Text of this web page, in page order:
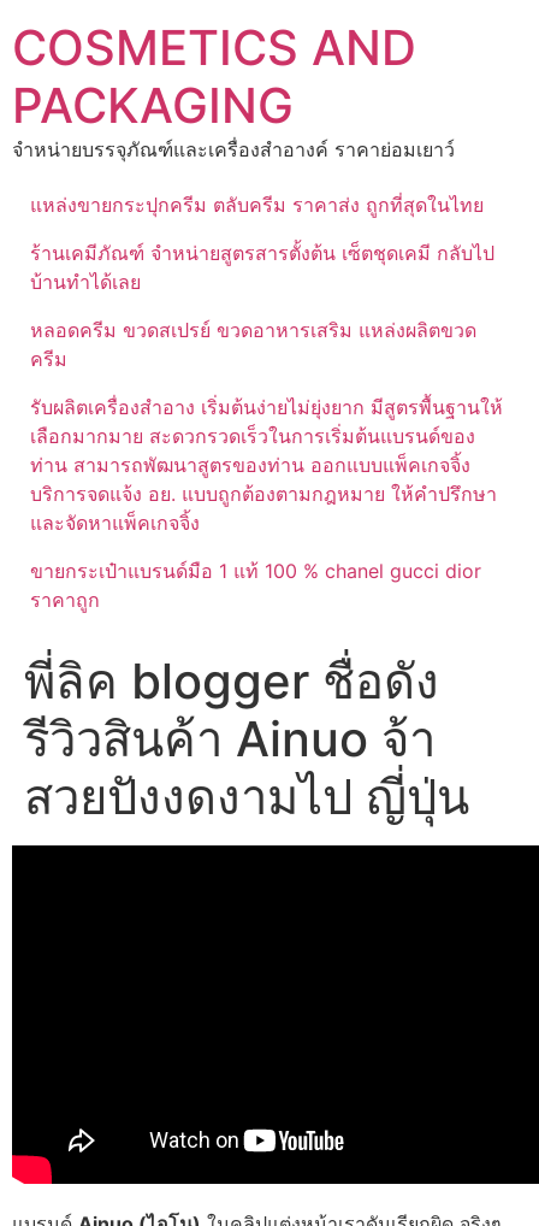
to
content
COSMETICS AND
PACKAGING
จำหน่ายบรรจุภัณฑ์และเครื่องสำอางค์ ราคาย่อมเยาว์
แหล่งขายกระปุกครีม ตลับครีม ราคาส่ง ถูกที่สุดในไทย
ร้านเคมีภัณฑ์ จำหน่ายสูตรสารตั้งต้น เซ็ตชุดเคมี กลับไป
บ้านทำได้เลย
หลอดครีม ขวดสเปรย์ ขวดอาหารเสริม แหล่งผลิตขวด
ครีม
รับผลิตเครื่องสำอาง เริ่มต้นง่ายไม่ยุ่งยาก มีสูตรพื้นฐานให้
เลือกมากมาย สะดวกรวดเร็วในการเริ่มต้นแบรนด์ของ
ท่าน สามารถพัฒนาสูตรของท่าน ออกแบบแพ็คเกจจิ้ง
บริการจดแจ้ง อย. แบบถูกต้องตามกฎหมาย ให้คำปรึกษา
และจัดหาแพ็คเกจจิ้ง
ขายกระเป๋าแบรนด์มือ 1 แท้ 100 % chanel gucci dior
ราคาถูก
พี่ลิค blogger ชื่อดัง
รีวิวสินค้า Ainuo จ้า
สวยปังงดงามไป ญี่ปุ่น